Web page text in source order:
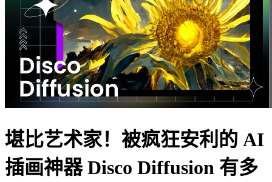
堪比艺术家！被疯狂安利的 AI
插画神器 Disco Diffusion 有多